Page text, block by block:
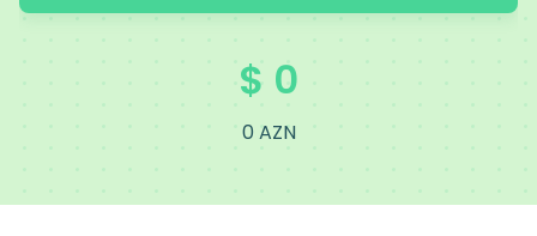
$ 0
0 AZN